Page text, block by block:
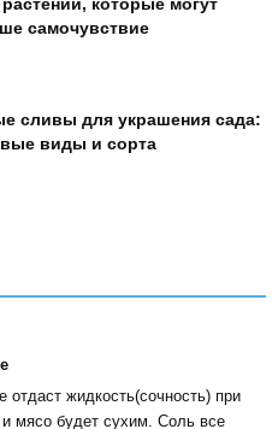
самочувствие
сливы для украшения сада:
виды и сорта
жидкость(сочность) при
мясо будет сухим. Соль все